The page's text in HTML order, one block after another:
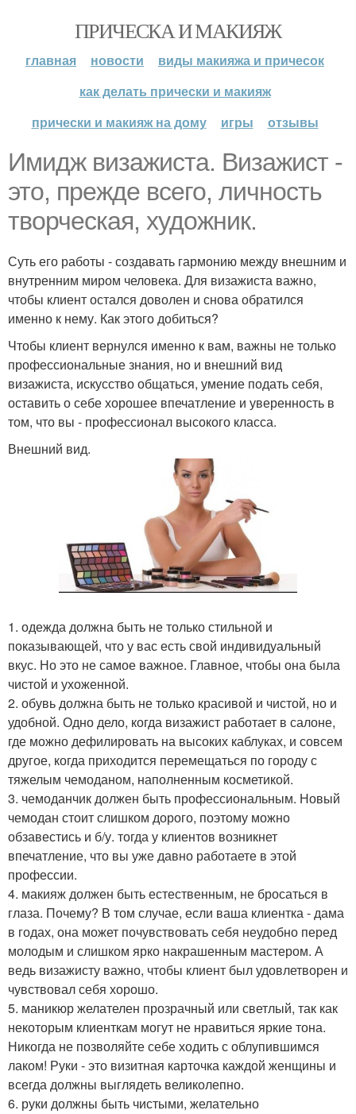
ПРИЧЕСКА И МАКИЯЖ
главная новости
виды макияжа и причесок
как делать прически и макияж
прически и макияж на дому
игры отзывы
Имидж визажиста. Визажист -
это, прежде всего, личность
творческая, художник.
Суть его работы - создавать гармонию между внешним и
внутренним миром человека. Для визажиста важно,
чтобы клиент остался доволен и снова обратился
именно к нему. Как этого добиться?
Чтобы клиент вернулся именно к вам, важны не только
профессиональные знания, но и внешний вид
визажиста, искусство общаться, умение подать себя,
оставить о себе хорошее впечатление и уверенность в
том, что вы - профессионал высокого класса.
Внешний вид.
1. одежда должна быть не только стильной и
показывающей, что у вас есть свой индивидуальный
вкус. Но это не самое важное. Главное, чтобы она была
чистой и ухоженной.
2. обувь должна быть не только красивой и чистой, но и
удобной. Одно дело, когда визажист работает в салоне,
где можно дефилировать на высоких каблуках, и совсем
другое, когда приходится перемещаться по городу с
тяжелым чемоданом, наполненным косметикой.
3. чемоданчик должен быть профессиональным. Новый
чемодан стоит слишком дорого, поэтому можно
обзавестись и б/у. тогда у клиентов возникнет
впечатление, что вы уже давно работаете в этой
профессии.
4. макияж должен быть естественным, не бросаться в
глаза. Почему? В том случае, если ваша клиентка - дама
в годах, она может почувствовать себя неудобно перед
молодым и слишком ярко накрашенным мастером. А
ведь визажисту важно, чтобы клиент был удовлетворен и
чувствовал себя хорошо.
5. маникюр желателен прозрачный или светлый, так как
некоторым клиенткам могут не нравиться яркие тона.
Никогда не позволяйте себе ходить с облупившимся
лаком! Руки - это визитная карточка каждой женщины и
всегда должны выглядеть великолепно.
6. руки должны быть чистыми, желательно